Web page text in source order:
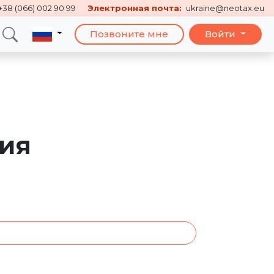
(066) 002 90 99 Электронная почта: ukraine@neotax.eu
Позвоните мне Войти